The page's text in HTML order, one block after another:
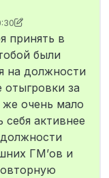
zeekе
принять в
были
на должности
отыгровки за
очень мало
себя активнее
ГМ’ов и